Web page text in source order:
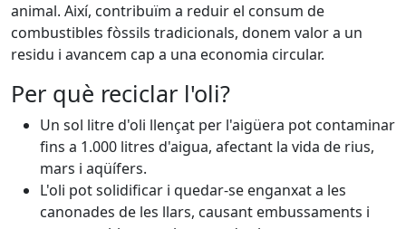
animal. Així, contribuïm a reduir el consum de
combustibles fòssils tradicionals, donem valor a un
residu i avancem cap a una economia circular.
Per què reciclar l'oli?
Un sol litre d'oli llençat per l'aigüera pot contaminar
fins a 1.000 litres d'aigua, afectant la vida de rius,
mars i aqüífers.
L'oli pot solidificar i quedar-se enganxat a les
canonades de les llars, causant embussaments i